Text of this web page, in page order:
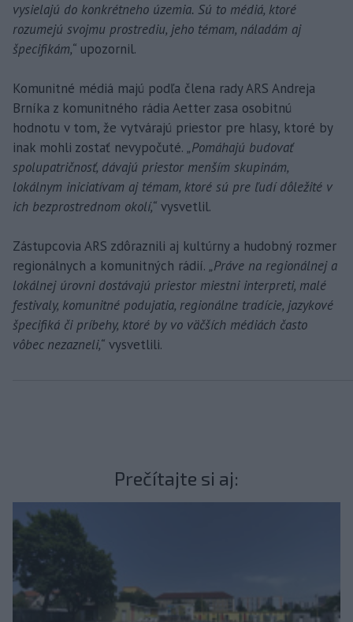
vysielajú do konkrétneho územia. Sú to médiá, ktoré
rozumejú svojmu prostrediu, jeho témam, náladám aj
špecifikám,“ upozornil.
Komunitné médiá majú podľa člena rady ARS Andreja
Brníka z komunitného rádia Aetter zasa osobitnú
hodnotu v tom, že vytvárajú priestor pre hlasy, ktoré by
inak mohli zostať nevypočuté. „Pomáhajú budovať
spolupatričnosť, dávajú priestor menším skupinám,
lokálnym iniciatívam aj témam, ktoré sú pre ľudí dôležité v
ich bezprostrednom okolí,“ vysvetlil.
Zástupcovia ARS zdôraznili aj kultúrny a hudobný rozmer
regionálnych a komunitných rádií. „Práve na regionálnej a
lokálnej úrovni dostávajú priestor miestni interpreti, malé
festivaly, komunitné podujatia, regionálne tradície, jazykové
špecifiká či príbehy, ktoré by vo väčších médiách často
vôbec nezazneli,“ vysvetlili.
Prečítajte si aj: